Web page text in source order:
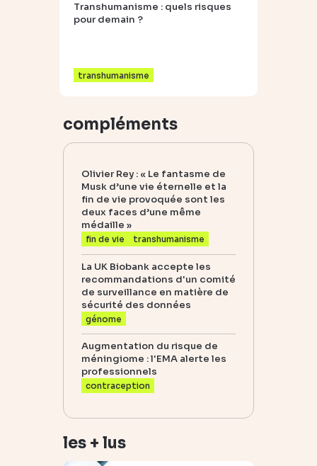
Transhumanisme : quels risques
pour demain ?
transhumanisme
compléments
Olivier Rey : « Le fantasme de
Musk d’une vie éternelle et la
fin de vie provoquée sont les
deux faces d’une même
médaille »
fin de vie transhumanisme
La UK Biobank accepte les
recommandations d'un comité
de surveillance en matière de
sécurité des données
génome
Augmentation du risque de
méningiome : l'EMA alerte les
professionnels
contraception
les + lus